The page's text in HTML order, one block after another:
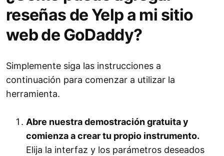
reseñas de Yelp a mi sitio
web de GoDaddy?
Simplemente siga las instrucciones a
continuación para comenzar a utilizar la
herramienta.
Abre nuestra demostración gratuita y
comienza a crear tu propio instrumento.
Elija la interfaz y los parámetros deseados